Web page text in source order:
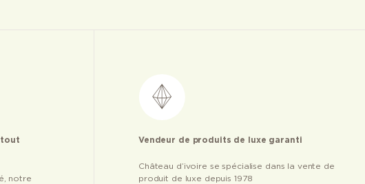
tout
notre
Vendeur de produits de luxe garanti
Château d’ivoire se spécialise dans la vente de
produit de luxe depuis 1978